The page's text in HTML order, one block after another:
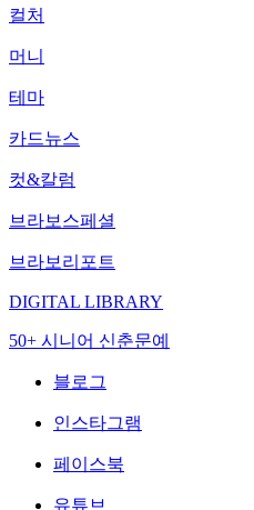
컬처
머니
테마
카드뉴스
컷&칼럼
브라보스페셜
브라보리포트
DIGITAL LIBRARY
50+ 시니어 신춘문예
블로그
인스타그램
페이스북
유튜브